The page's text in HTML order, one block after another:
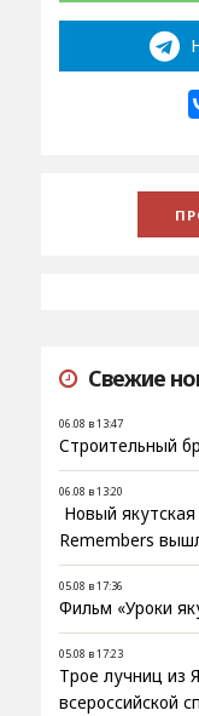
Свежие
06.08 в 13:47
Строительный
06.08 в 13:20
Новый
Remembers
05.08 в 17:36
Фильм «Уроки
05.08 в 17:23
Трое лучниц из
всероссийской